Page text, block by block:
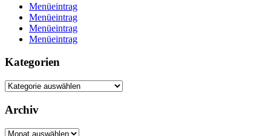
Menüeintrag
Menüeintrag
Menüeintrag
Menüeintrag
Kategorien
Kategorien
Archiv
Archiv